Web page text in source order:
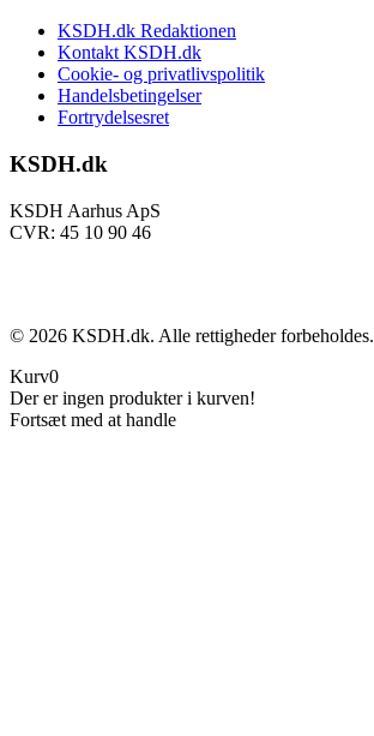
KSDH.dk Redaktionen
Kontakt KSDH.dk
Cookie- og privatlivspolitik
Handelsbetingelser
Fortrydelsesret
KSDH.dk
KSDH Aarhus ApS
CVR: 45 10 90 46
© 2026 KSDH.dk. Alle rettigheder forbeholdes.
Kurv0
Der er ingen produkter i kurven!
Fortsæt med at handle